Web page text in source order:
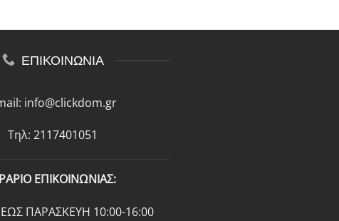
ΕΠΙΚΟΙΝΩΝΙΑ
info@clickdom.gr
Τηλ: 2117401051
ΕΠΙΚΟΙΝΩΝΙΑΣ:
ΠΑΡΑΣΚΕΥΗ 10:00-16:00